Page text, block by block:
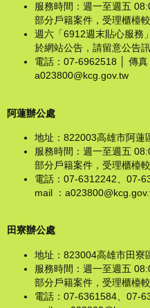
服務時間：週一至週五
部分戶籍案件，受理櫃檯
週六「6912週末貼心服務
於網站公告，請留意公告訊
電話：07-6962518 │ 傳
a023800@kcg.gov.tw
阿蓮辦公處
地址：822003高雄市阿蓮
服務時間：週一至週五
部分戶籍案件，受理櫃檯
電話：07-6312242、07-
mail ：
田寮辦公處
地址：823004高雄市田寮
服務時間：週一至週五
部分戶籍案件，受理櫃檯
電話：07-6361584、07-